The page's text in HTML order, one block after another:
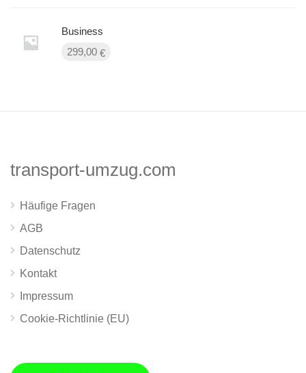
Business
299,00 €
transport-umzug.com
Häufige Fragen
AGB
Datenschutz
Kontakt
Impressum
Cookie-Richtlinie (EU)